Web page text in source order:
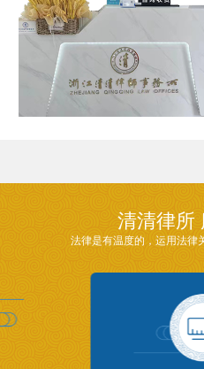
清清律所
法律是有温度的，运用法律